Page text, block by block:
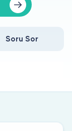
Soru Sor